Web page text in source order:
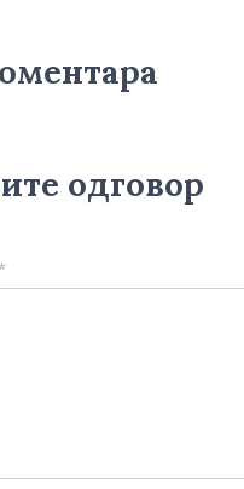
одговор
*